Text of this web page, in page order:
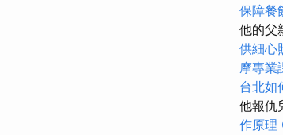
保障餐
他的父
供細心
摩專業
台北如
他報仇
作原理